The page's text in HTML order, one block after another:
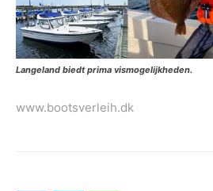
Langeland biedt prima vismogelijkheden.
www.bootsverleih.dk